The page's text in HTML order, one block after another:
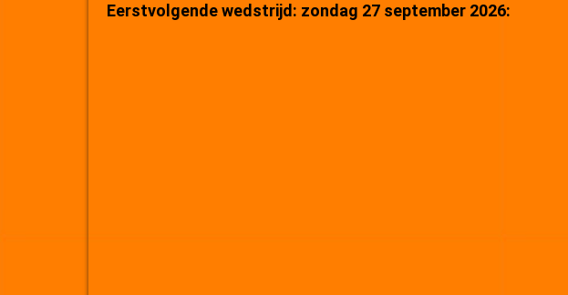
Eerstvolgende wedstrijd: zondag 27 september 2026: